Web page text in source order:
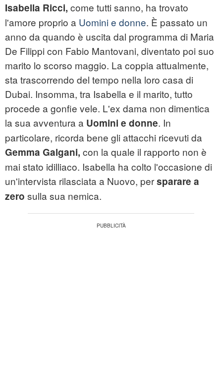
Isabella Ricci, come tutti sanno, ha trovato
l'amore proprio a Uomini e donne. È passato un
anno da quando è uscita dal programma di Maria
De Filippi con Fabio Mantovani, diventato poi suo
marito lo scorso maggio. La coppia attualmente,
sta trascorrendo del tempo nella loro casa di
Dubai. Insomma, tra Isabella e il marito, tutto
procede a gonfie vele. L'ex dama non dimentica
la sua avventura a Uomini e donne. In
particolare, ricorda bene gli attacchi ricevuti da
Gemma Galgani, con la quale il rapporto non è
mai stato idilliaco. Isabella ha colto l'occasione di
un'intervista rilasciata a Nuovo, persparare a
zero sulla sua nemica.